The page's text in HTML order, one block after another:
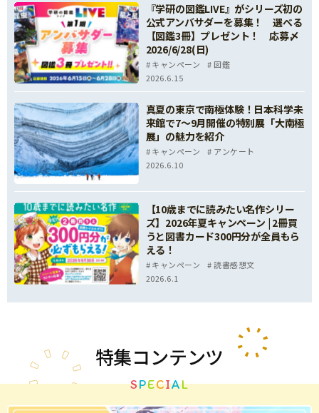
『学研の図鑑LIVE』がシリーズ初の
公式アンバサダーを募集！ 選べる
【図鑑3冊】プレゼント！ 応募〆
2026/6/28(日)
キャンペーン
図鑑
2026.6.15
真夏の東京で南極体験！日本科学未
来館で7～9月開催の特別展「大南極
展」の魅力を紹介
キャンペーン
アンケート
2026.6.10
【10歳までに読みたい名作シリー
ズ】2026年夏キャンペーン | 2冊買
うと図書カード300円分が全員もら
える！
キャンペーン
読書感想文
2026.6.1
特集コンテンツ
SPECIAL